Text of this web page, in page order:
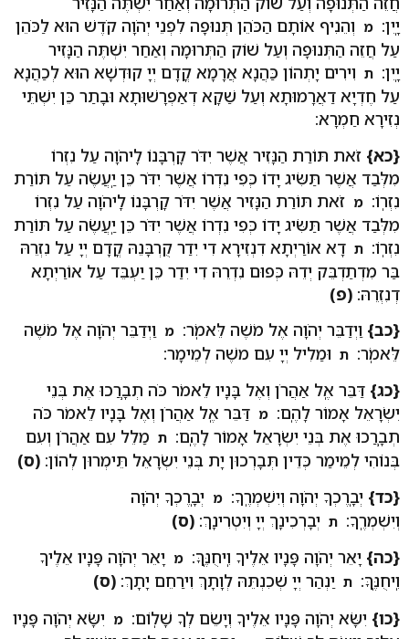
יָֽיִן: מ וְהֵנִיף אוֹתָם הַכֹּהֵן תְּנוּפָה לִפְנֵי יְהֹוָה קֹדֶשׁ הוּא לַכֹּהֵן
עַל חֲזֵה הַתְּנוּפָה וְעַל שׁוֹק הַתְּרוּמָה וְאַחַר יִשְׁתֶּה הַנָּזִיר
יָֽיִן: ת וִירִים יָתְהוֹן כַּהֲנָא אֲרָמָא קֳדָם יְיָ קוּדְשָׁא הוּא לְכַהֲנָא
עַל חֶדְיָא דַאֲרָמוּתָא וְעַל שַׁקָא דְאַפְרָשׁוּתָא וּבָתַר כֵּן יִשְׁתֵּי
נְזִירָא חַמְרָא:
{כא} זֹאת תּוֹרַת הַנָּזִיר אֲשֶׁר יִדֹּר קָרְבָּנוֹ לַֽיהֹוָה עַל נִזְרוֹ
מִלְּבַד אֲשֶׁר תַּשִּׂיג יָדוֹ כְּפִי נִדְרוֹ אֲשֶׁר יִדֹּר כֵּן יַֽעֲשֶׂה עַל תּוֹרַת
נִזְרֽוֹ: מ זֹאת תּוֹרַת הַנָּזִיר אֲשֶׁר יִדֹּר קָרְבָּנוֹ לַֽיהֹוָה עַל נִזְרוֹ
מִלְּבַד אֲשֶׁר תַּשִּׂיג יָדוֹ כְּפִי נִדְרוֹ אֲשֶׁר יִדֹּר כֵּן יַֽעֲשֶׂה עַל תּוֹרַת
נִזְרֽוֹ: ת דָא אוֹרַיְתָא דִנְזִירָא דִי יִדַר קֻרְבָּנֵהּ קֳדָם יְיָ עַל נִזְרֵהּ
בַּר מִדְתַדְבֵּק יְדֵהּ כְּפוּם נִדְרֵהּ דִי יִדַר כֵּן יַעְבֵּד עַל אוֹרַיְתָא
דְנִזְרֵהּ: (פ)
{כב} וַיְדַבֵּר יְהֹוָה אֶל מֹשֶׁה לֵּאמֹֽר: מ וַיְדַבֵּר יְהֹוָה אֶל מֹשֶׁה
לֵּאמֹֽר: ת וּמַלִיל יְיָ עִם משֶׁה לְמֵימָר:
{כג} דַּבֵּר אֶֽל אַהֲרֹן וְאֶל בָּנָיו לֵאמֹר כֹּה תְבָֽרֲכוּ אֶת בְּנֵי
יִשְׂרָאֵל אָמוֹר לָהֶֽם: מ דַּבֵּר אֶֽל אַהֲרֹן וְאֶל בָּנָיו לֵאמֹר כֹּה
תְבָֽרֲכוּ אֶת בְּנֵי יִשְׂרָאֵל אָמוֹר לָהֶֽם: ת מַלֵל עִם אַהֲרֹן וְעִם
בְּנוֹהִי לְמֵימַר כְּדֵין תְּבָרְכוּן יָת בְּנֵי יִשְׂרָאֵל תֵּימְרוּן לְהוֹן: (ס)
{כד} יְבָֽרֶכְךָ יְהֹוָה וְיִשְׁמְרֶֽךָ: מ יְבָֽרֶכְךָ יְהֹוָה
וְיִשְׁמְרֶֽךָ: ת יְבָרְכִינָךְ יְיָ וְיִטְרִינָךְ: (ס)
{כה} יָאֵר יְהֹוָה פָּנָיו אֵלֶיךָ וִֽיחֻנֶּֽךָּ: מ יָאֵר יְהֹוָה פָּנָיו אֵלֶיךָ
וִֽיחֻנֶּֽךָּ: ת יַנְהַר יְיָ שְׁכִנְתֵּהּ לְוָתָךְ וִירַחֵם יָתָךְ: (ס)
{כו} יִשָּׂא יְהֹוָה פָּנָיו אֵלֶיךָ וְיָשֵׂם לְךָ שָׁלֽוֹם: מ יִשָּׂא יְהֹוָה פָּנָיו